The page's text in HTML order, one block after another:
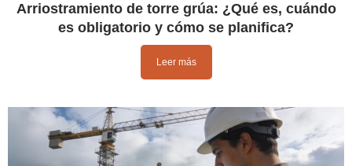
Arriostramiento de torre grúa: ¿Qué es, cuándo
es obligatorio y cómo se planifica?
Leer más